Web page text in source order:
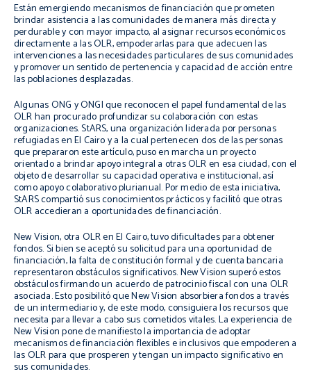
Están emergiendo mecanismos de financiación que prometen
brindar asistencia a las comunidades de manera más directa y
perdurable y con mayor impacto, al asignar recursos económicos
directamente a las OLR, empoderarlas para que adecuen las
intervenciones a las necesidades particulares de sus comunidades
y promover un sentido de pertenencia y capacidad de acción entre
las poblaciones desplazadas.
Algunas ONG y ONGI que reconocen el papel fundamental de las
OLR han procurado profundizar su colaboración con estas
organizaciones. StARS, una organización liderada por personas
refugiadas en El Cairo y a la cual pertenecen dos de las personas
que prepararon este artículo, puso en marcha un proyecto
orientado a brindar apoyo integral a otras OLR en esa ciudad, con el
objeto de desarrollar su capacidad operativa e institucional, así
como apoyo colaborativo plurianual. Por medio de esta iniciativa,
StARS compartió sus conocimientos prácticos y facilitó que otras
OLR accedieran a oportunidades de financiación.
New Vision, otra OLR en El Cairo, tuvo dificultades para obtener
fondos. Si bien se aceptó su solicitud para una oportunidad de
financiación, la falta de constitución formal y de cuenta bancaria
representaron obstáculos significativos. New Vision superó estos
obstáculos firmando un acuerdo de patrocinio fiscal con una OLR
asociada. Esto posibilitó que New Vision absorbiera fondos a través
de un intermediario y, de este modo, consiguiera los recursos que
necesita para llevar a cabo sus cometidos vitales. La experiencia de
New Vision pone de manifiesto la importancia de adoptar
mecanismos de financiación flexibles e inclusivos que empoderen a
las OLR para que prosperen y tengan un impacto significativo en
sus comunidades.